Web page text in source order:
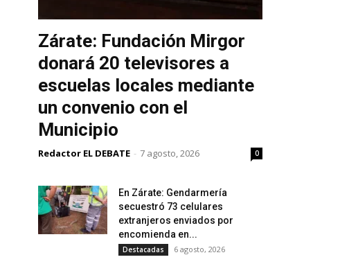
Zárate: Fundación Mirgor
donará 20 televisores a
escuelas locales mediante
un convenio con el
Municipio
Redactor EL DEBATE - 7 agosto, 2026 0
En Zárate: Gendarmería
secuestró 73 celulares
extranjeros enviados por
encomienda en...
Destacadas 6 agosto, 2026